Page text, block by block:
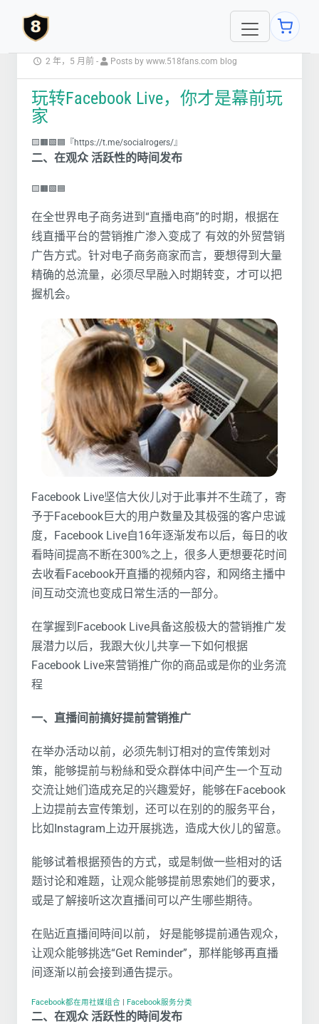
2 年，5 月前 - Posts by www.518fans.com blog
玩转Facebook Live，你才是幕前玩
家
🟨🟧🟩🟦『https://t.me/socialrogers/』
二、在观众 活跃性的時间发布
🟨🟧🟩🟦
在全世界电子商务进到“直播电商”的时期，根据在
线直播平台的营销推广渗入变成了 有效的外贸营销
广告方式。针对电子商务商家而言，要想得到大量
精确的总流量，必须尽早融入时期转变，才可以把
握机会。
Facebook Live坚信大伙儿对于此事并不生疏了，寄
予于Facebook巨大的用户数量及其极强的客户忠诚
度，Facebook Live自16年逐渐发布以后，每日的收
看時间提高不断在300%之上，很多人更想要花时间
去收看Facebook开直播的视頻内容，和网络主播中
间互动交流也变成日常生活的一部分。
在掌握到Facebook Live具备这般极大的营销推广发
展潜力以后，我跟大伙儿共享一下如何根据
Facebook Live来营销推广你的商品或是你的业务流
程
一、直播间前搞好提前营销推广
在举办活动以前，必须先制订相对的宣传策划对
策，能够提前与粉絲和受众群体中间产生一个互动
交流让她们造成充足的兴趣爱好，能够在Facebook
上边提前去宣传策划，还可以在别的的服务平台，
比如Instagram上边开展挑选，造成大伙儿的留意。
能够试着根据预告的方式，或是制做一些相对的话
题讨论和难题，让观众能够提前思索她们的要求，
或是了解接听这次直播间可以产生哪些期待。
在贴近直播间時间以前， 好是能够提前通告观众，
让观众能够挑选“Get Reminder”，那样能够再直播
间逐渐以前会接到通告提示。
Facebook都在用社媒组合 | Facebook服务分类
二、在观众 活跃性的時间发布